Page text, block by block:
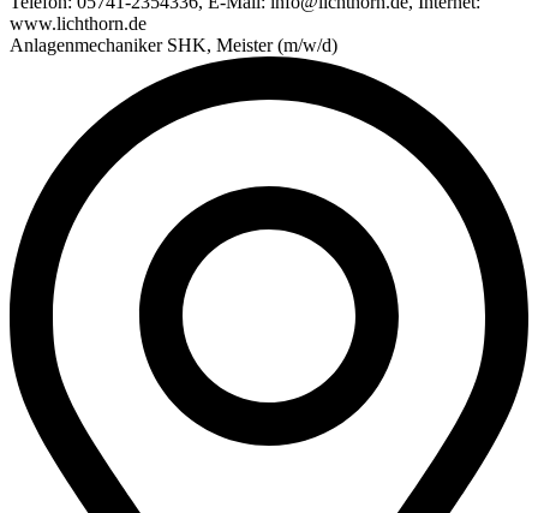
www.lichthorn.de
Anlagenmechaniker SHK, Meister (m/w/d)